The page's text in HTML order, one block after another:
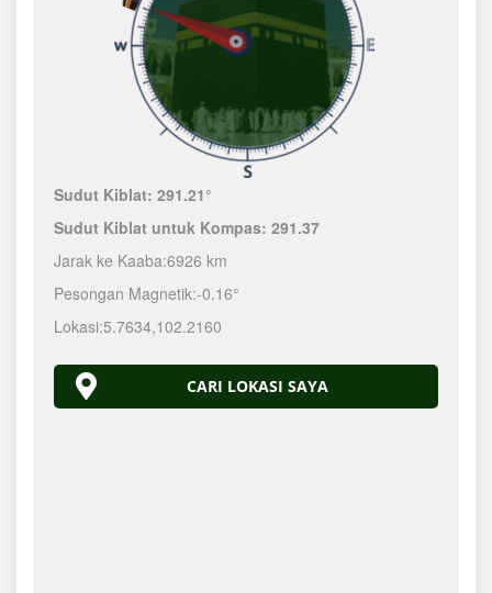
Sudut Kiblat:291.21°
Sudut Kiblat untuk Kompas:291.37
Jarak ke Kaaba:6926 km
Pesongan Magnetik:-0.16°
Lokasi:5.7634,102.2160
CARI LOKASI SAYA